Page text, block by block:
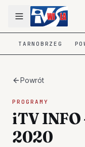
TARNOBRZEG
Powrót
PROGRAMY
iTV INFO
2020